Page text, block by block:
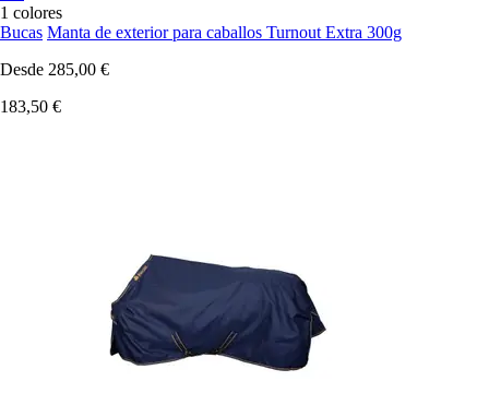
1 colores
Bucas Manta de exterior para caballos Turnout Extra 300g
Desde 285,00 €
183,50 €